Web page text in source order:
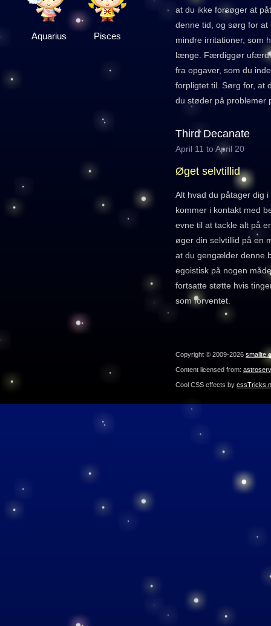
Aquarius Pisces
at du ikke forsøger at
denne tid, og sørg for
mindre irritationer, som
længe. Færdiggør
fra opgaver, som du
forpligtet til. Sørg for, at
du støder på problemer
Third Decanate
April 11 to April 20
Øget selvtillid
Alt hvad du påtager dig
kommer i kontakt med
evne til at tackle alt på
øger din selvtillid på en
at du gengælder denne
egoistisk på nogen
fortsatte støtte hvis
som forventet.
Copyright © 2009-2026
Content licensed from:
Cool CSS effects by